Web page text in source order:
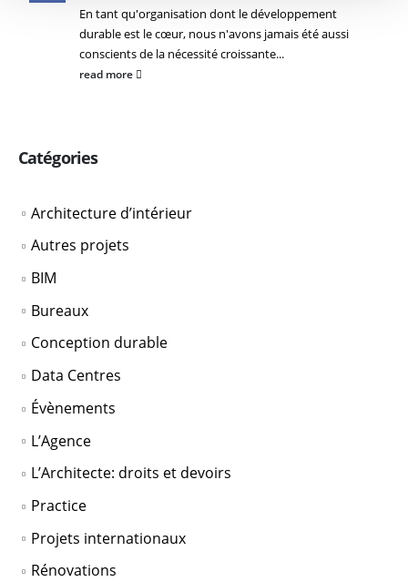
En tant qu'organisation dont le développement
durable est le cœur, nous n'avons jamais été aussi
conscients de la nécessité croissante...
read more
Catégories
Architecture d’intérieur
Autres projets
BIM
Bureaux
Conception durable
Data Centres
Évènements
L’Agence
L’Architecte: droits et devoirs
Practice
Projets internationaux
Rénovations